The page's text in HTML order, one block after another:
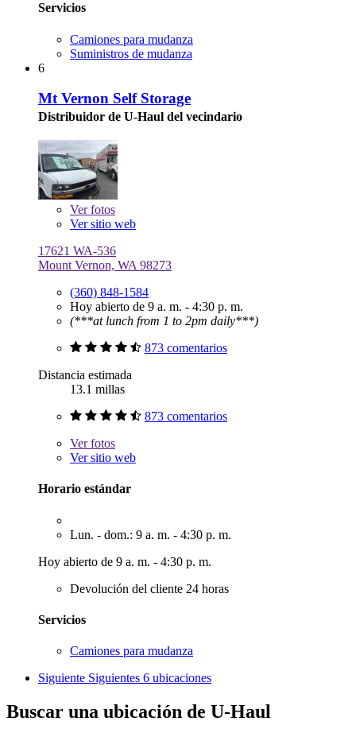
Servicios
Camiones para mudanza
Suministros de mudanza
6
Mt Vernon Self Storage
Distribuidor de U-Haul del vecindario
Verfotos
Ver sitio web
17621 WA-536
Mount Vernon, WA 98273
(360) 848-1584
Hoy abierto de 9 a. m. - 4:30 p. m.
(***at lunch from 1 to 2pm daily***)
873 comentarios
Distancia estimada
13.1 millas
873 comentarios
Verfotos
Ver sitio web
Horario estándar
Lun. - dom.: 9 a. m. - 4:30 p. m.
Hoy abierto de 9 a. m. - 4:30 p. m.
Devolución del cliente 24 horas
Servicios
Camiones para mudanza
Siguiente Siguientes 6 ubicaciones
Buscar una ubicación de U-Haul